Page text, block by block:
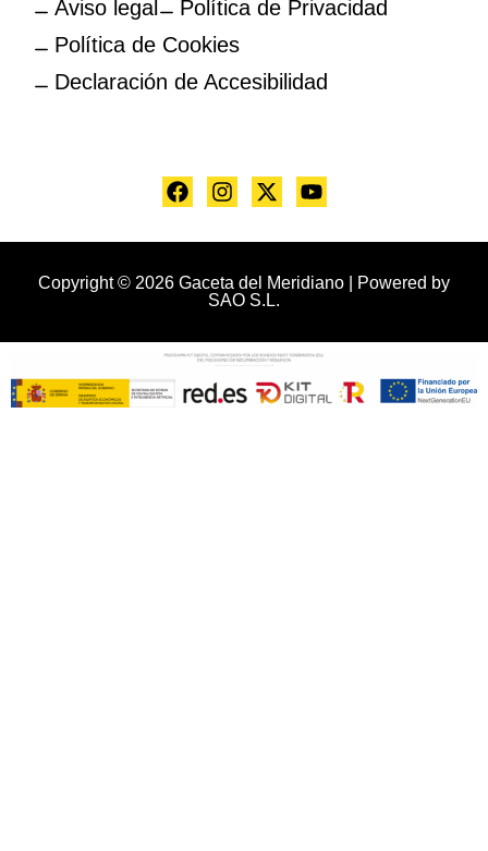
Aviso legal
Política de Privacidad
Política de Cookies
Declaración de Accesibilidad
Copyright © 2026 Gaceta del Meridiano | Powered by
SAO S.L.